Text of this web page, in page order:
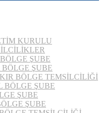
KURULU
ŞUBE
ŞUBE
BÖLGE TEMSİLCİLİĞİ
BÖLGE ŞUBE
ŞUBE
ŞUBE